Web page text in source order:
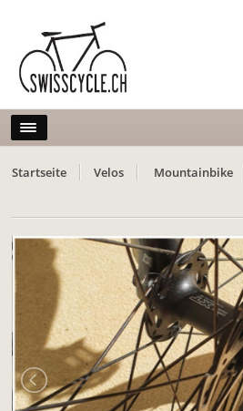
Startseite Velos Mountainbike